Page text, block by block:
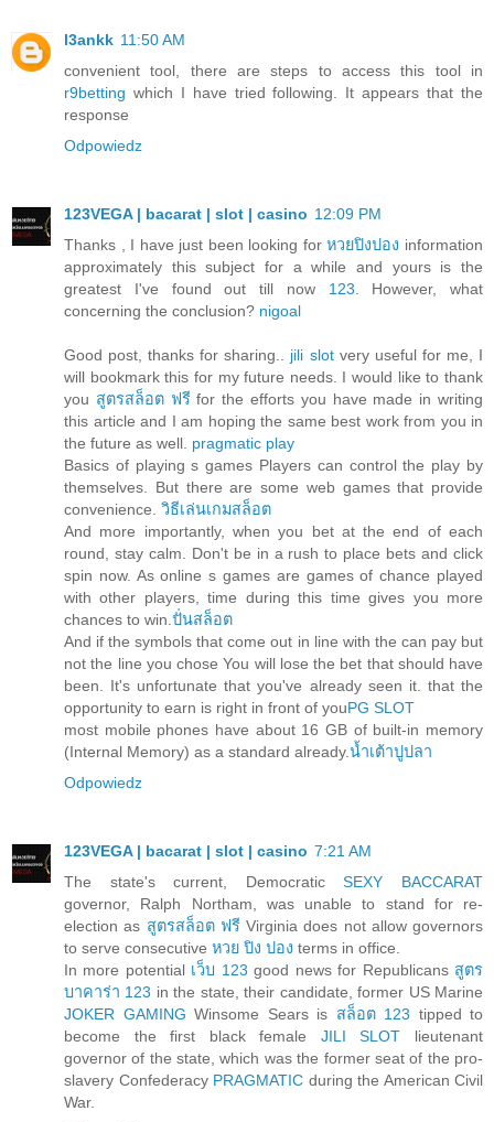
l3ankk 11:50 AM
convenient tool, there are steps to access this tool in
r9betting which I have tried following. It appears that the
response
Odpowiedz
123VEGA | bacarat | slot | casino 12:09 PM
Thanks , I have just been looking forหวยปิงปอง information
approximately this subject for a while and yours is the
greatest I've found out till now 123 . However, what
concerning the conclusion? nigoal
Good post, thanks for sharing.. jili slotvery useful for me, I
will bookmark this for my future needs. I would like to thank
you สูตรสล็อต ฟรีfor the efforts you have made in writing
this article and I am hoping the same best work from you in
the future as well. pragmatic play
Basics of playing s games Players can control the play by
themselves. But there are some web games that provide
convenience. วิธีเล่นเกมสล็อต
And more importantly, when you bet at the end of each
round, stay calm. Don't be in a rush to place bets and click
spin now. As online s games are games of chance played
with other players, time during this time gives you more
chances to win. ปั่นสล็อต
And if the symbols that come out in line with the can pay but
not the line you chose You will lose the bet that should have
been. It's unfortunate that you've already seen it. that the
opportunity to earn is right in front of youPG SLOT
most mobile phones have about 16 GB of built-in memory
(Internal Memory) as a standard already.น้ำเต้าปูปลา
Odpowiedz
123VEGA | bacarat | slot | casino 7:21 AM
The state's current, DemocraticSEXY BACCARAT
governor, Ralph Northam, was unable to stand for re-
election as สูตรสล็อต ฟรีVirginia does not allow governors
to serve consecutive หวย ปิง ปอง terms in office.
In more potential เว็บ 123 good news for Republicans สูตร
บาคาร่า 123 in the state, their candidate, former US Marine
JOKER GAMING Winsome Sears is สล็อต 123 tipped to
become the first black female JILI SLOT lieutenant
governor of the state, which was the former seat of the pro-
slavery Confederacy PRAGMATIC during the American Civil
War.